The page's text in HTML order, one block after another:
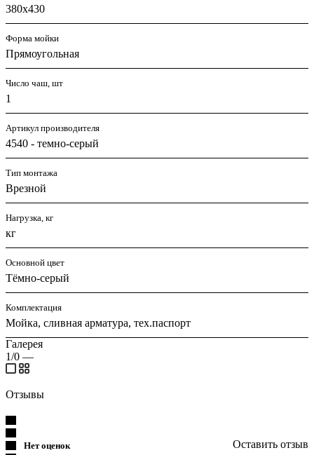
380х430
Форма мойки
Прямоугольная
Число чаш, шт
1
Артикул производителя
4540 - темно-серый
Тип монтажа
Врезной
Нагрузка, кг
кг
Основной цвет
Тёмно-серый
Комплектация
Мойка, сливная арматура, тех.паспорт
Галерея
1/0 —
Отзывы
Нет оценок Оставить отзыв